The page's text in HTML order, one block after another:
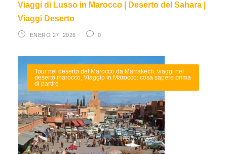
Viaggi di Lusso in Marocco | Deserto del Sahara |
Viaggi Deserto
ENERO 27, 2026 0
Tour nel deserto del Marocco da Marrakech, viaggi nel
deserto marocco, Viaggio in Marocco: cosa sapere prima
di partire